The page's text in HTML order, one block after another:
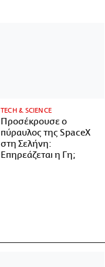
ΤECH & SCIENCE
Προσέκρουσε ο
πύραυλος της SpaceX
στη Σελήνη:
Επηρεάζεται η Γη;